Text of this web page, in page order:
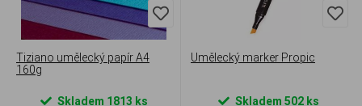
Tiziano umělecký papír A4
160g
Skladem 1813 ks
Umělecký marker Propic
Skladem 502 ks